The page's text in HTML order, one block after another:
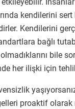
kendilerini
Kendilerini
bağlı
bile
her ilişki için
proaktif olarak